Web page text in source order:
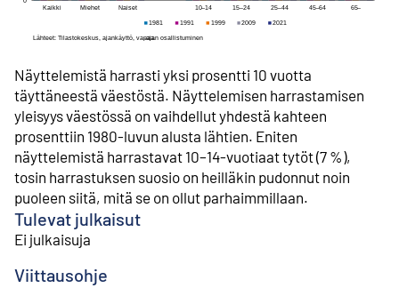
Näyttelemistä harrasti yksi prosentti 10 vuotta
täyttäneestä väestöstä. Näyttelemisen harrastamisen
yleisyys väestössä on vaihdellut yhdestä kahteen
prosenttiin 1980-luvun alusta lähtien. Eniten
näyttelemistä harrastavat 10–14-vuotiaat tytöt (7 %),
tosin harrastuksen suosio on heilläkin pudonnut noin
puoleen siitä, mitä se on ollut parhaimmillaan.
Tulevat julkaisut
Ei julkaisuja
Viittausohje